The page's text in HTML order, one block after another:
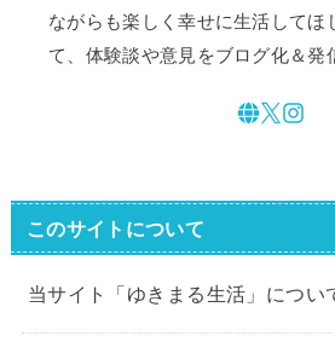
ながらも楽しく幸せに生活してほ
て、体験談や意見をブログ化＆発
このサイトについて
当サイト「ゆきまる生活」につい